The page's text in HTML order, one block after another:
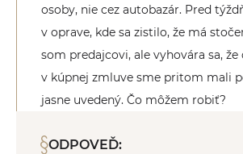
osoby, nie cez autobazár. Pred
v oprave, kde sa zistilo, že má
som predajcovi, ale vyhovára sa,
v kúpnej zmluve sme pritom mali
jasne uvedený. Čo môžem robiť?
ODPOVEĎ: